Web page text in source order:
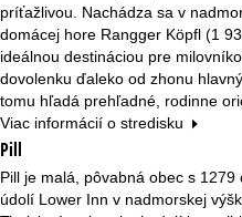
príťažlivou. Nachádza sa v
domácej hore Rangger Köpfl (1
ideálnou destináciou pre
dovolenku ďaleko od zhonu
tomu hľadá prehľadné, rodinne
Viac informácií o stredisku
Pill
Pill je malá, pôvabná obec s
údolí Lower Inn v nadmorskej